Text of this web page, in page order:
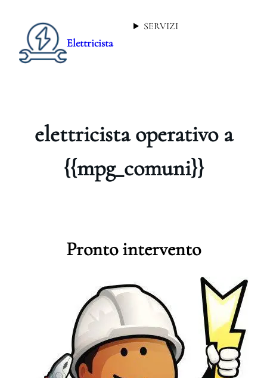
Elettricista
SERVIZI
elettricista operativo a
{{mpg_comuni}}
Pronto intervento